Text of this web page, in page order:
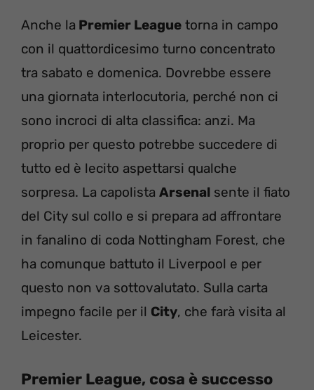
Anche la Premier League torna in campo
con il quattordicesimo turno concentrato
tra sabato e domenica. Dovrebbe essere
una giornata interlocutoria, perché non ci
sono incroci di alta classifica: anzi. Ma
proprio per questo potrebbe succedere di
tutto ed è lecito aspettarsi qualche
sorpresa. La capolista Arsenal sente il fiato
del City sul collo e si prepara ad affrontare
in fanalino di coda Nottingham Forest, che
ha comunque battuto il Liverpool e per
questo non va sottovalutato. Sulla carta
impegno facile per il City, che farà visita al
Leicester.
Premier League, cosa è successo